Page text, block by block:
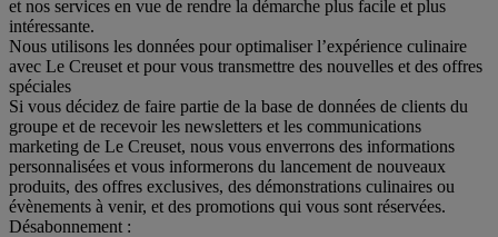
et nos services en vue de rendre la démarche plus facile et plus
intéressante.
Nous utilisons les données pour optimaliser l’expérience culinaire
avec Le Creuset et pour vous transmettre des nouvelles et des offres
spéciales
Si vous décidez de faire partie de la base de données de clients du
groupe et de recevoir les newsletters et les communications
marketing de Le Creuset, nous vous enverrons des informations
personnalisées et vous informerons du lancement de nouveaux
produits, des offres exclusives, des démonstrations culinaires ou
évènements à venir, et des promotions qui vous sont réservées.
Désabonnement :